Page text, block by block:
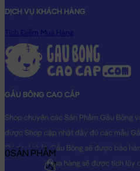
DỊCH VỤ KHÁCH HÀNG
Tích Điểm Mua Hàng
GẤU BÔNG CAO CẤP
Shop chuyên các Sản Phẩm Gấu Bông
được Shop cập nhật đầy đủ các mẫu
Original nhất. Gấu Bông sẽ được bảo
hàng, Khách mua hàng sẽ được tích
0SẢN PHẨM
0₫